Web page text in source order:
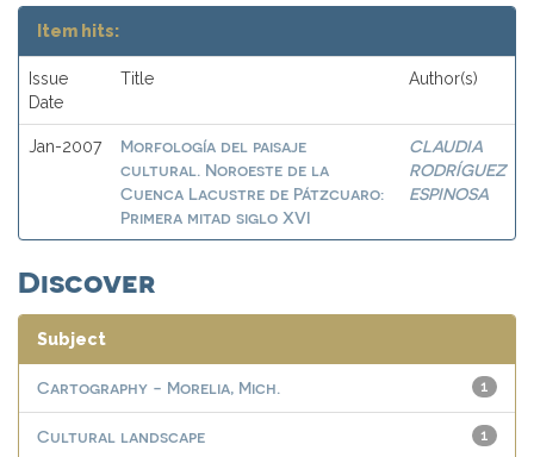
Item hits:
Issue
Date
Title Author(s)
Jan-2007
Morfología del paisaje
cultural. Noroeste de la
Cuenca Lacustre de Pátzcuaro:
Primera mitad siglo XVI
CLAUDIA
RODRÍGUEZ
ESPINOSA
Discover
Subject
1
Cartography - Morelia, Mich.
1
Cultural landscape